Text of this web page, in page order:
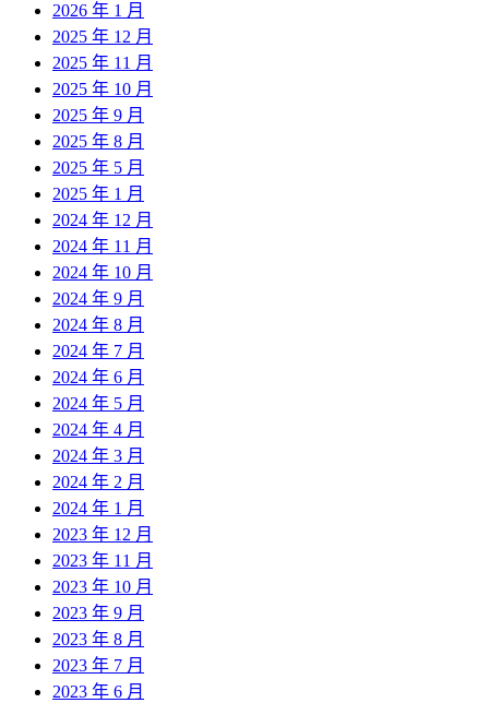
2026 年 1 月
2025 年 12 月
2025 年 11 月
2025 年 10 月
2025 年 9 月
2025 年 8 月
2025 年 5 月
2025 年 1 月
2024 年 12 月
2024 年 11 月
2024 年 10 月
2024 年 9 月
2024 年 8 月
2024 年 7 月
2024 年 6 月
2024 年 5 月
2024 年 4 月
2024 年 3 月
2024 年 2 月
2024 年 1 月
2023 年 12 月
2023 年 11 月
2023 年 10 月
2023 年 9 月
2023 年 8 月
2023 年 7 月
2023 年 6 月